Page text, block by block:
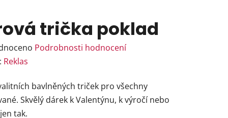
trička poklad
Podrobnosti hodnocení
Reklas
bavlněných triček pro všechny
Skvělý dárek k Valentýnu, k výročí nebo
tak.